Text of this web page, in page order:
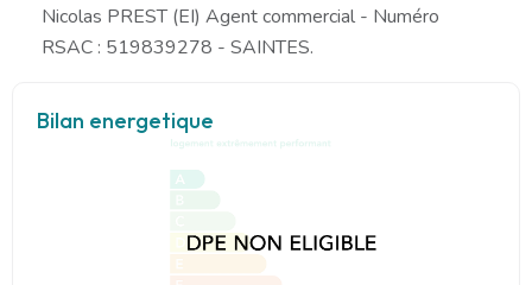
Nicolas PREST (EI) Agent commercial - Numéro
RSAC : 519839278 - SAINTES.
Bilan energetique